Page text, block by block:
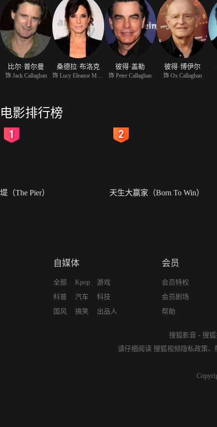
比尔·普尔曼
饰 Jack Callaghan
桑德拉·布洛克 彼得·盖勒
饰 Peter Callaghan
彼得·博伊尔
饰 Ox Callaghan
电影排行榜
堤（The Pier） 天生大赢家（Born To Win）
自媒体
全部
科普
国风
Kpop
汽车
搞笑
游戏
科技
出品人
会员
会员特权
会员剧场
帮助
搜狐影音 - 搜
请仔细阅读 搜狐视频隐私政策、